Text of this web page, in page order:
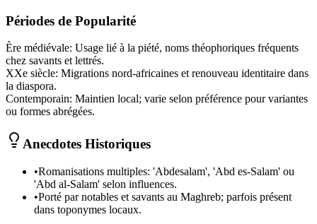
Périodes de Popularité
Ère médiévale: Usage lié à la piété, noms théophoriques fréquents
chez savants et lettrés.
XXe siècle: Migrations nord-africaines et renouveau identitaire dans
la diaspora.
Contemporain: Maintien local; varie selon préférence pour variantes
ou formes abrégées.
Anecdotes Historiques
•Romanisations multiples: 'Abdesalam', 'Abd es-Salam' ou
'Abd al-Salam' selon influences.
•Porté par notables et savants au Maghreb; parfois présent
dans toponymes locaux.